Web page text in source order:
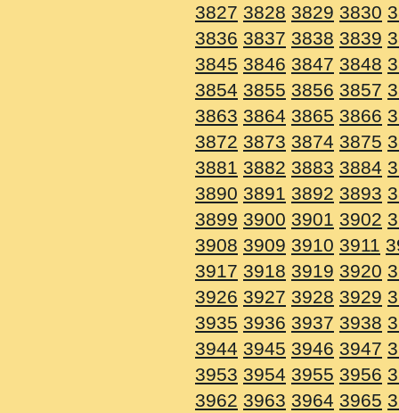
3827 3828 3829 3830
3836 3837 3838 3839
3845 3846 3847 3848
3854 3855 3856 3857
3863 3864 3865 3866
3872 3873 3874 3875
3881 3882 3883 3884
3890 3891 3892 3893
3899 3900 3901 3902
3908 3909 3910 3911
3917 3918 3919 3920
3926 3927 3928 3929
3935 3936 3937 3938
3944 3945 3946 3947
3953 3954 3955 3956
3962 3963 3964 3965